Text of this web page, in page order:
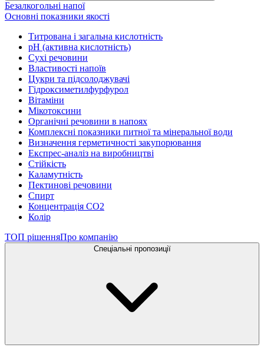
Безалкогольні напої
Основні показники якості
Титрована і загальна кислотність
рН (активна кислотність)
Сухі речовини
Властивості напоїв
Цукри та підсолоджувачі
Гідроксиметилфурфурол
Вітаміни
Мікотоксини
Органічні речовини в напоях
Комплексні показники питної та мінеральної води
Визначення герметичності закупорювання
Експрес-аналіз на виробництві
Стійкість
Каламутність
Пектинові речовини
Спирт
Концентрація СО2
Колір
ТОП рішенняПро компанію
Спеціальні пропозиції